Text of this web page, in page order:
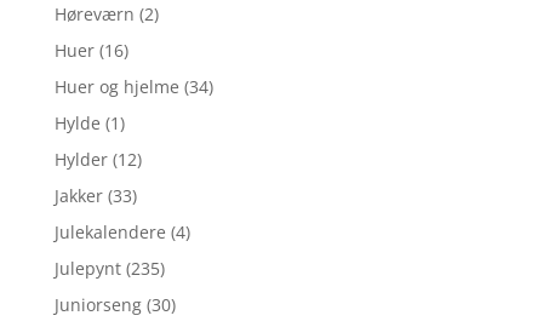
Høreværn (2)
Huer (16)
Huer og hjelme (34)
Hylde (1)
Hylder (12)
Jakker (33)
Julekalendere (4)
Julepynt (235)
Juniorseng (30)